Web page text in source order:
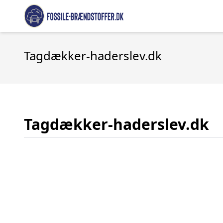
Tagdækker-haderslev.dk
Tagdækker-haderslev.dk